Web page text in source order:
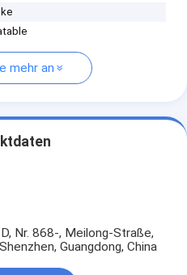
mehr an
Nr. 868-, Meilong-Straße,
Guangdong, China